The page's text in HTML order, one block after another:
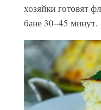
хозяйки готовят
бане 30–45 минут.